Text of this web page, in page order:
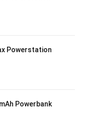
Powerstation
Powerbank